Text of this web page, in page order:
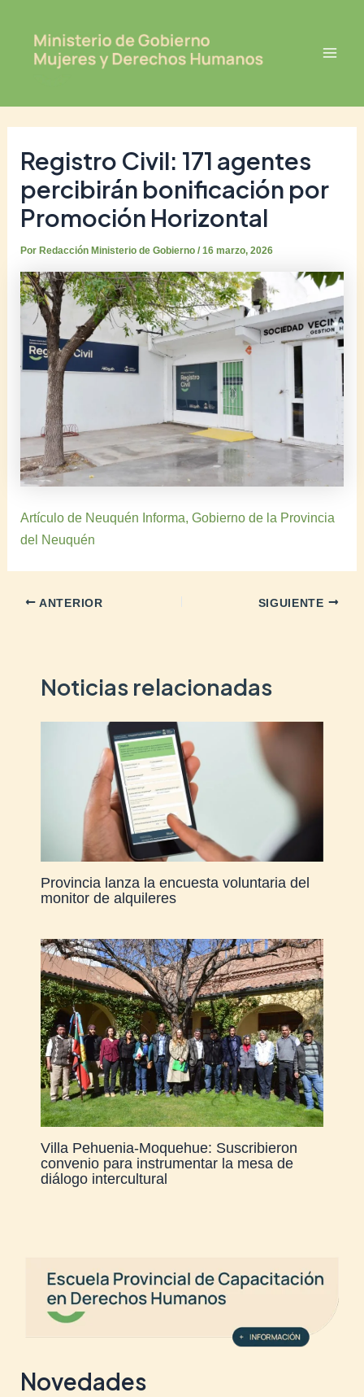
contenido
Registro Civil: 171 agentes
percibirán bonificación por
Promoción Horizontal
Por Redacción Ministerio de Gobierno/16 marzo, 2026
Artículo de Neuquén Informa, Gobierno de la Provincia
del Neuquén
navigation
ANTERIOR SIGUIENTE
Noticias relacionadas
Provincia lanza la encuesta voluntaria del
monitor de alquileres
Villa Pehuenia-Moquehue: Suscribieron
convenio para instrumentar la mesa de
diálogo intercultural
Novedades